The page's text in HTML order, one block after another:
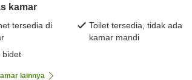
kamar
tersedia di
Toilet tersedia, tidak ada
kamar mandi
bidet
lainnya